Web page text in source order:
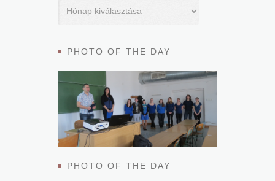
PHOTO OF THE DAY
PHOTO OF THE DAY